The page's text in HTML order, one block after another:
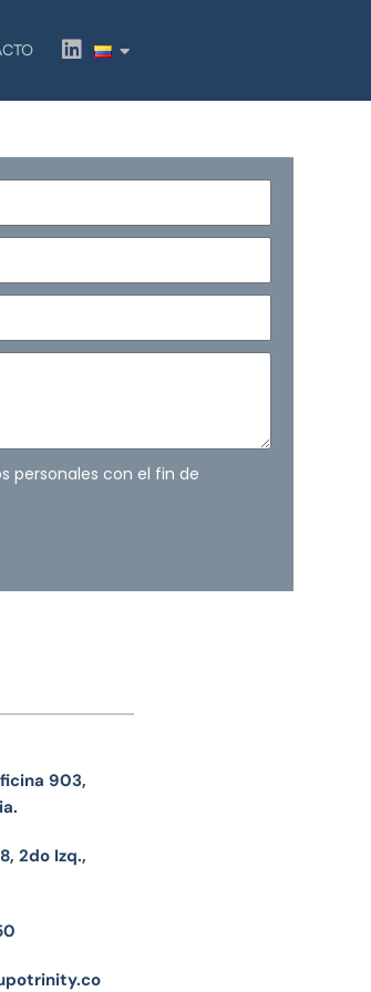
L
i
k
personales con el fin de
903,
2do Izq.,